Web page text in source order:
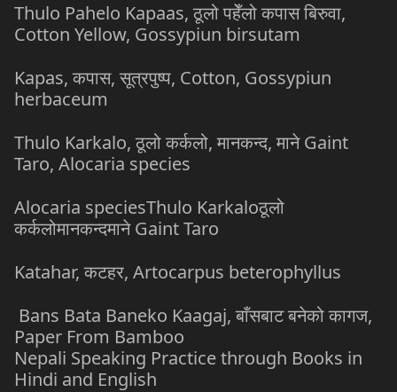
Thulo Pahelo Kapaas, ठूलो पहेँलो कपास बिरुवा,
Cotton Yellow, Gossypiun birsutam
Kapas, कपास, सूत्रपुष्प, Cotton, Gossypiun
herbaceum
Thulo Karkalo, ठूलो कर्कलो, मानकन्द, माने Gaint
Taro, Alocaria species
Alocaria speciesThulo Karkaloठूलो
कर्कलोमानकन्दमाने Gaint Taro
Katahar, कटहर, Artocarpus beterophyllus
Bans Bata Baneko Kaagaj, बाँसबाट बनेको कागज,
Paper From Bamboo
Nepali Speaking Practice through Books in
Hindi and English